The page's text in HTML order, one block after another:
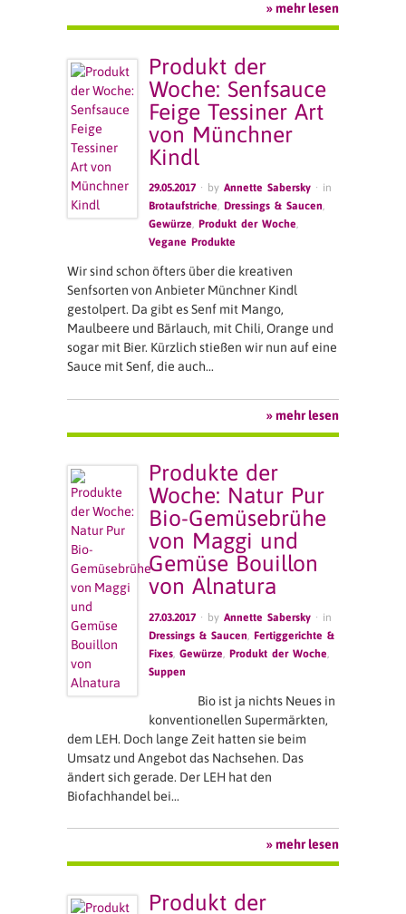
» mehr lesen
Produkt der
Woche: Senfsauce
Feige Tessiner Art
von Münchner
Kindl
29.05.2017 · byAnnette Sabersky · in
Brotaufstriche, Dressings & Saucen,
Gewürze,Produkt der Woche,
Vegane Produkte
Wir sind schon öfters über die kreativen
Senfsorten von Anbieter Münchner Kindl
gestolpert. Da gibt es Senf mit Mango,
Maulbeere und Bärlauch, mit Chili, Orange und
sogar mit Bier. Kürzlich stießen wir nun auf eine
Sauce mit Senf, die auch…
» mehr lesen
Produkte der
Woche: Natur Pur
Bio-Gemüsebrühe
von Maggi und
Gemüse Bouillon
von Alnatura
27.03.2017 · byAnnette Sabersky · in
Dressings & Saucen
Fertiggerichte &
Fixes ,Gewürze ,Produkt der Woche
Suppen
Bio ist ja nichts Neues in
konventionellen Supermärkten,
dem LEH. Doch lange Zeit hatten sie beim
Umsatz und Angebot das Nachsehen. Das
ändert sich gerade. Der LEH hat den
Biofachhandel bei…
» mehr lesen
Produkt der